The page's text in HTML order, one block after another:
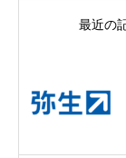
最近の